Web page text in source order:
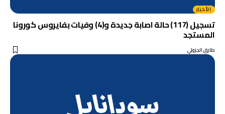
الأخبار
تسجيل (117) حالة اصابة جديدة و(4) وفيات بفايروس كورونا
المستجد
طارق الجزولي